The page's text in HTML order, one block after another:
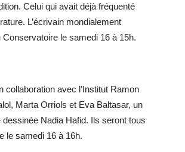
Celui qui avait déjà fréquenté
L’écrivain mondialement
le samedi 16 à 15h.
avec l’Institut Ramon
Marta Orriols et Eva Baltasar, un
Nadia Hafid. Ils seront tous
le samedi 16 à 16h.